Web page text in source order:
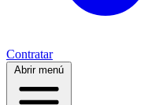
Contratar
Abrir menú